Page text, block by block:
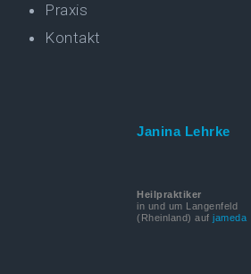
Praxis
Kontakt
Janina Lehrke
Heilpraktiker
in und um Langenfeld
(Rheinland) auf jameda